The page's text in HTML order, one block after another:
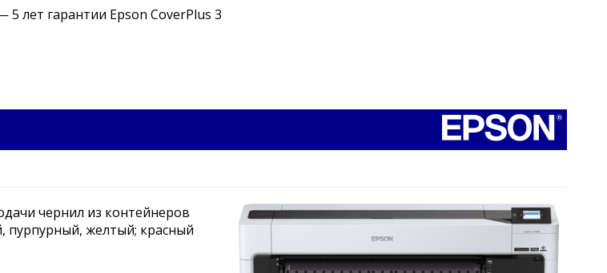
лет гарантии Epson CoverPlus 3
чернил из контейнеров
пурпурный, желтый; красный